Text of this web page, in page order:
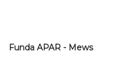
Funda APAR - Mews